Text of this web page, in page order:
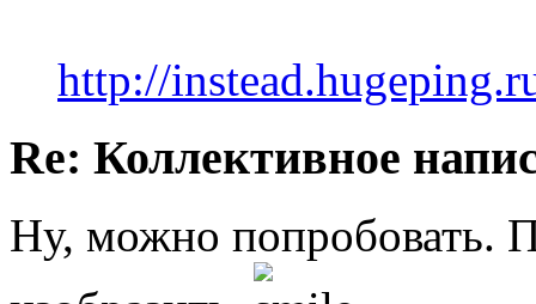
http://
Re: Коллективное
Ну, можно попробовать.